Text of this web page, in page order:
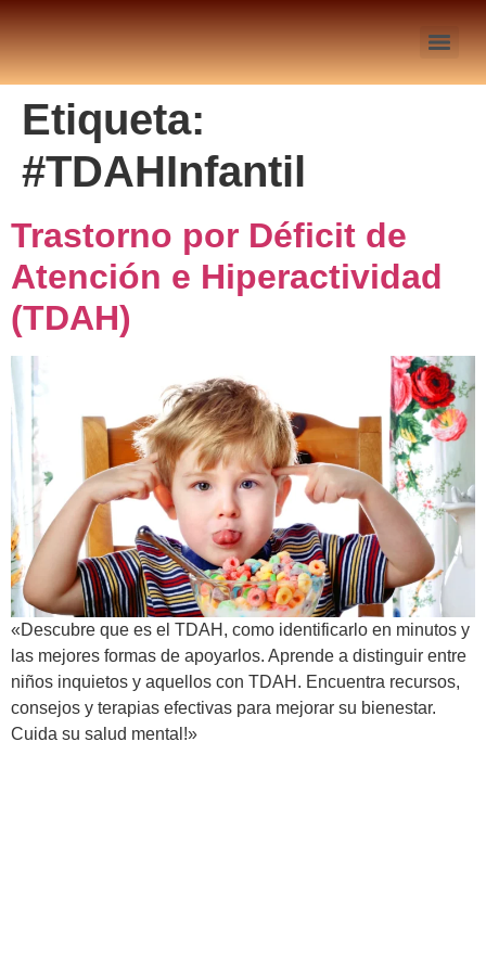
Etiqueta:
#TDAHInfantil
Trastorno por Déficit de
Atención e Hiperactividad
(TDAH)
«Descubre que es el TDAH, como identificarlo en minutos y
las mejores formas de apoyarlos. Aprende a distinguir entre
niños inquietos y aquellos con TDAH. Encuentra recursos,
consejos y terapias efectivas para mejorar su bienestar.
Cuida su salud mental!»